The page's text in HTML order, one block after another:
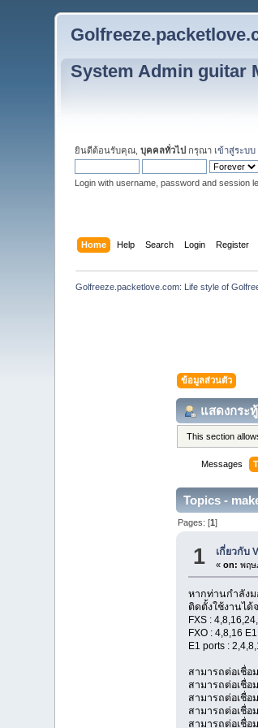
System Admin guitar
ยินดีต้อนรับคุณ,บุคคลทั่วไป กรุณา เข้าสู่ระบบ
Login with username, password and session
Home Help Search Login Register
Golfreeze.packetlove.com: Life style of
ข้อมูลส่วนตัว
แสดงกระทู้
This section
Messages
Topics -
Pages: [1]
1 เกี่ยวกับ
«on: พฤษ
หากท่านกำลังม
ติดตั้งใช้งานได้
FXS :
FXO : 4,8,16
E1 ports :
สามารถต่อเชื่อ
สามารถต่อเชื่อ
สามารถต่อเชื่อ
สามารถต่อเชื่อ
สามารถต่อเชื่อ